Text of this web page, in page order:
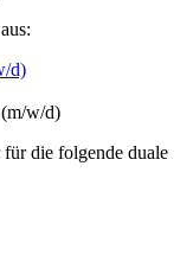
d)
w/d)
die folgende duale